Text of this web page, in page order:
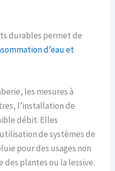
durables permet de
d’eau et
les mesures à
l’installation de
débit. Elles
de systèmes de
pour des usages non
des plantes ou la lessive.